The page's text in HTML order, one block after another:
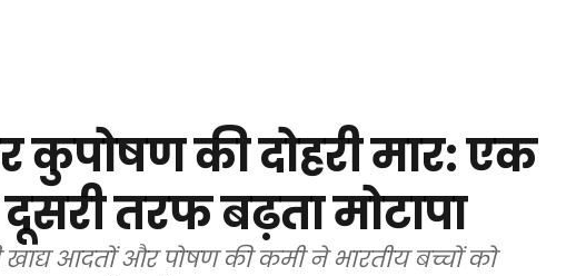
कुपोषण की दोहरी मार: एक
तरफ बढ़ता मोटापा
आदतों और पोषण की कमी ने भारतीय बच्चों को